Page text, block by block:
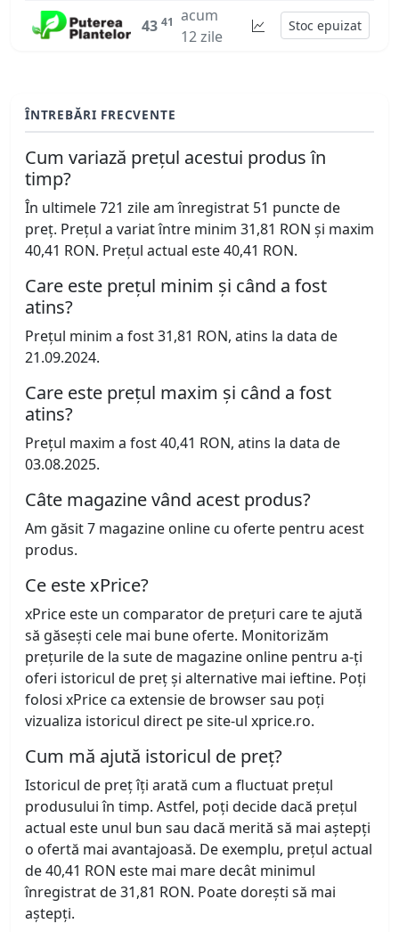
43 41 acum
12 zile
Stoc epuizat
ÎNTREBĂRI FRECVENTE
Cum variază prețul acestui produs în
timp?
În ultimele 721 zile am înregistrat 51 puncte de
preț. Prețul a variat între minim 31,81 RON și maxim
40,41 RON. Prețul actual este 40,41 RON.
Care este prețul minim și când a fost
atins?
Prețul minim a fost 31,81 RON, atins la data de
21.09.2024.
Care este prețul maxim și când a fost
atins?
Prețul maxim a fost 40,41 RON, atins la data de
03.08.2025.
Câte magazine vând acest produs?
Am găsit 7 magazine online cu oferte pentru acest
produs.
Ce este xPrice?
xPrice este un comparator de prețuri care te ajută
să găsești cele mai bune oferte. Monitorizăm
prețurile de la sute de magazine online pentru a-ți
oferi istoricul de preț și alternative mai ieftine. Poți
folosi xPrice ca extensie de browser sau poți
vizualiza istoricul direct pe site-ul xprice.ro.
Cum mă ajută istoricul de preț?
Istoricul de preț îți arată cum a fluctuat prețul
produsului în timp. Astfel, poți decide dacă prețul
actual este unul bun sau dacă merită să mai aștepți
o ofertă mai avantajoasă. De exemplu, prețul actual
de 40,41 RON este mai mare decât minimul
înregistrat de 31,81 RON. Poate dorești să mai
aștepți.